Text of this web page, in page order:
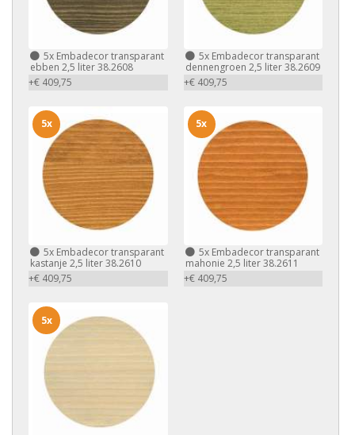
5x Embadecor transparant
ebben 2,5 liter 38.2608
+€ 409,75
5xEmbadecor transparant
dennengroen 2,5 liter 38.2609
+€ 409,75
5x Embadecor transparant
kastanje 2,5 liter 38.2610
+€ 409,75
5x
5xEmbadecor transparant
mahonie 2,5 liter 38.2611
+€ 409,75
5x
5x